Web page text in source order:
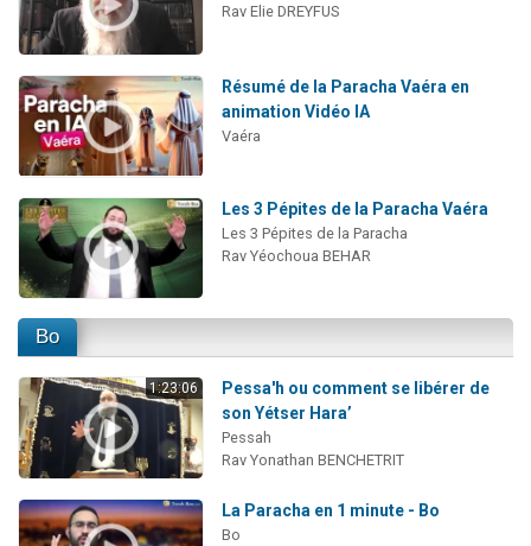
Rav Elie DREYFUS
Résumé de la Paracha Vaéra en
animation Vidéo IA
Vaéra
Les 3 Pépites de la Paracha Vaéra
Les 3 Pépites de la Paracha
Rav Yéochoua BEHAR
Bo
1:23:06
Pessa'h ou comment se libérer de
son Yétser Hara’
Pessah
Rav Yonathan BENCHETRIT
La Paracha en 1 minute - Bo
Bo